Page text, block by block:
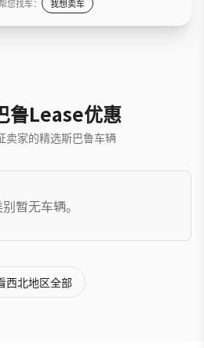
您找车： 我想卖车
鲁Lease优惠
卖家的精选斯巴鲁车辆
暂无车辆。
西北地区全部